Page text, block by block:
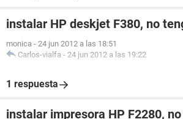
instalar HP deskjet F380, no
monica - 24 jun 2012 a las 18:51
Carlos-vialfa - 24 jun 2012 a las 19:22
1 respuesta
instalar impresora HP F2280,